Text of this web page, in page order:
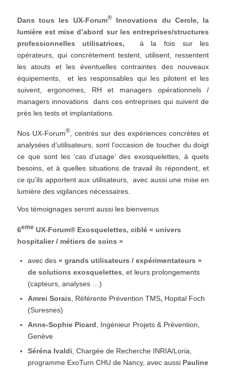
Dans tous les UX-Forum®Innovations du Cercle, la
lumière est mise d’abord sur les entreprises/structures
professionnelles utilisatrices, à la fois sur les
opérateurs, qui concrètement testent, utilisent, ressentent
les atouts et les éventuelles contraintes des nouveaux
équipements, et les responsables qui les pilotent et les
suivent, ergonomes, RH et managers opérationnels /
managers innovations dans ces entreprises qui suivent de
près les tests et implantations.
Nos UX-Forum®, centrés sur des expériences concrètes et
analysées d’utilisateurs, sont l’occasion de toucher du doigt
ce que sont les ‘cas d’usage’ des exosquelettes, à quels
besoins, et à quelles situations de travail ils répondent, et
ce qu’ils apportent aux utilisateurs, avec aussi une mise en
lumière des vigilances nécessaires.
Vos témoignages seront aussi les bienvenus
6emeUX-Forum® Exosquelettes, ciblé « univers
hospitalier / métiers de soins »
avec des « grands utilisateurs / expérimentateurs »
de solutions exosquelettes , et leurs prolongements
(capteurs, analyses …)
Amrei Sorais , Référente Prévention TMS, Hopital Foch
(Suresnes)
Anne-Sophie Picard , Ingénieur Projets & Prévention,
Genève
Séréna Ivaldi , Chargée de Recherche INRIA/Loria,
programme ExoTurn CHU de Nancy, avec aussi Pauline